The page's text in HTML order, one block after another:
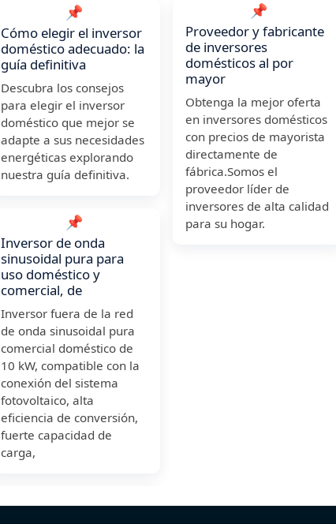
📌
Cómo elegir el inversor
doméstico adecuado: la
guía definitiva
Descubra los consejos
para elegir el inversor
doméstico que mejor se
adapte a sus necesidades
energéticas explorando
nuestra guía definitiva.
📌
Inversor de onda
sinusoidal pura para
uso doméstico y
comercial, de
Inversor fuera de la red
de onda sinusoidal pura
comercial doméstico de
10 kW, compatible con la
conexión del sistema
fotovoltaico, alta
eficiencia de conversión,
fuerte capacidad de
carga,
📌
Proveedor y fabricante
de inversores
domésticos al por
mayor
Obtenga la mejor oferta
en inversores domésticos
con precios de mayorista
directamente de
fábrica.Somos el
proveedor líder de
inversores de alta calidad
para su hogar.